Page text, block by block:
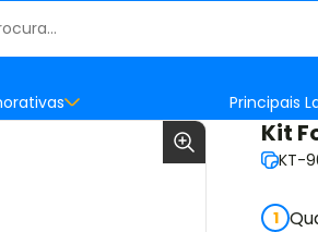
Principais
Kit
KT-
1